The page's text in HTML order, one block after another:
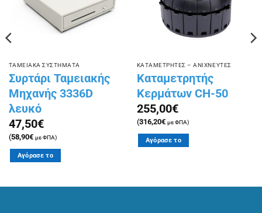
ΤΑΜΕΙΑΚΑ ΣΥΣΤΗΜΑΤΑ
Συρτάρι Ταμειακής
Μηχανής 3336D
λευκό
47,50€
(58,90€ με ΦΠΑ)
Αγόρασε το
ΚΑΤΑΜΕΤΡΗΤΕΣ – ΑΝΙΧΝΕΥΤΕΣ
Καταμετρητής
Κερμάτων CH-50
255,00€
(316,20€ με ΦΠΑ)
Αγόρασε το